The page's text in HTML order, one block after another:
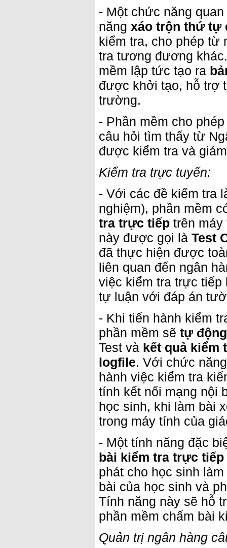
- Một chức năng
năng xáo trộn thứ tự
kiểm tra, cho phép từ
tra tương đương
mềm lập tức tạo ra
được khởi tạo, hỗ trợ
trường.
- Phần mềm cho
câu hỏi tìm thấy từ
được kiểm tra và
Kiểm tra trực tuyến:
- Với các đề kiểm tra
nghiệm), phần mềm
tra trực tiếp trên
này được gọi là Test
đã thực hiện được
liên quan đến ngân
việc kiểm tra trực tiếp
tự luận với đáp án
- Khi tiến hành kiểm
phần mềm sẽ tự
Test và kết quả kiểm
logfile. Với chức
hành việc kiểm tra
tính kết nối mạng nội
học sinh, khi làm bài
trong máy tính của
- Một tính năng đặc
bài kiểm tra trực tiếp
phát cho học sinh
bài của học sinh và
Tính năng này sẽ hỗ
phần mềm chấm bài
Quản trị ngân hàng